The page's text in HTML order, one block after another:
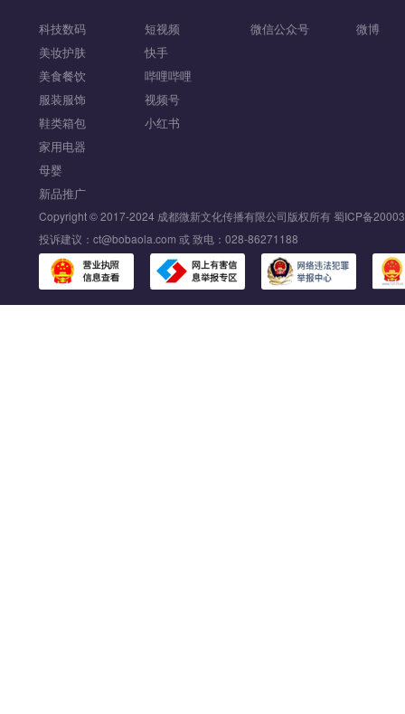
科技数码
美妆护肤
美食餐饮
服装服饰
鞋类箱包
家用电器
母婴
新品推广
短视频
快手
哔哩哔哩
视频号
小红书
微信公众号 微博
Copyright © 2017-2024 成都微新文化传播有限公司版权所有蜀ICP备
投诉建议：ct@bobaola.com 或 致电：028-86271188